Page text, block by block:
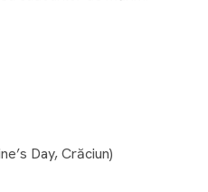
Day, Crăciun)